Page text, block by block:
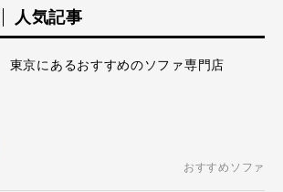
人気記事
東京にあるおすすめのソファ専門店
おすすめソファ